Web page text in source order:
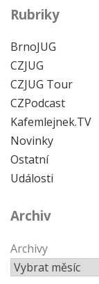
Rubriky
BrnoJUG
CZJUG
CZJUG Tour
CZPodcast
Kafemlejnek.TV
Novinky
Ostatní
Události
Archiv
Archivy